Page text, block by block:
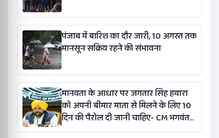
पंजाब में बारिश का दौर जारी, 10 अगस्त तक
मानसून सक्रिय रहने की संभावना
मानवता के आधार पर जगतार सिंह हवारा
को अपनी बीमार माता से मिलने के लिए 10
दिन की पैरोल दी जानी चाहिए- CM भगवंत
सिंह मान